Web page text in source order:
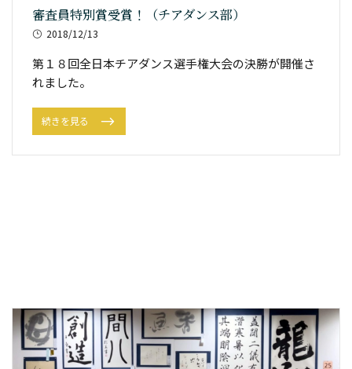
審査員特別賞受賞！（チアダンス部）
2018/12/13
第１８回全日本チアダンス選手権大会の決勝が開催さ
れました。
続きを見る